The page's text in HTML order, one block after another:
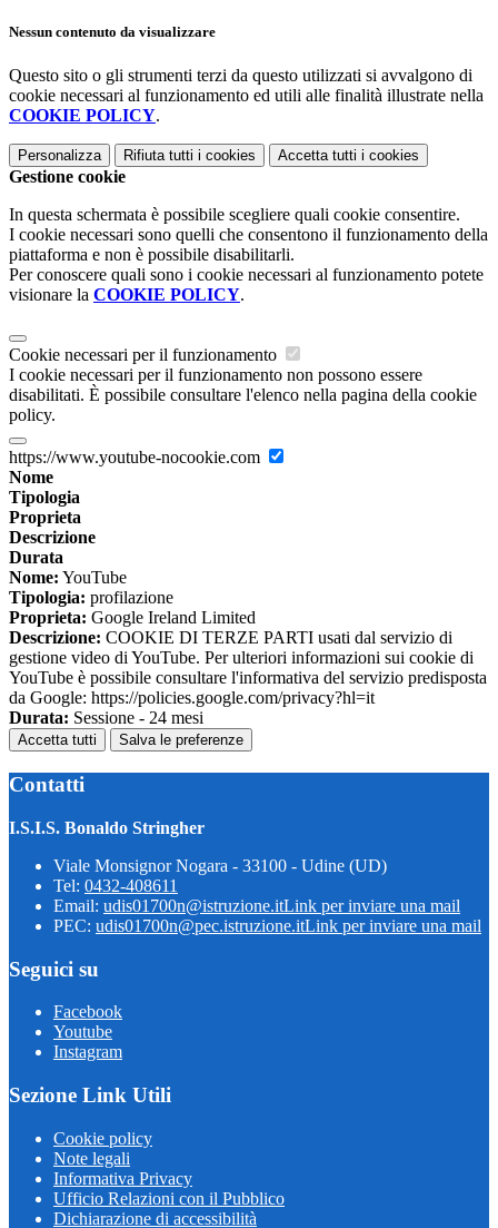
Nessun contenuto da visualizzare
Questo sito o gli strumenti terzi da questo utilizzati si avvalgono di
cookie necessari al funzionamento ed utili alle finalità illustrate nella
COOKIE POLICY.
Personalizza Rifiuta tutti i cookies Accetta tutti i cookies
Gestione cookie
In questa schermata è possibile scegliere quali cookie consentire.
I cookie necessari sono quelli che consentono il funzionamento della
piattaforma e non è possibile disabilitarli.
Per conoscere quali sono i cookie necessari al funzionamento potete
visionare la COOKIE POLICY.
Cookie necessari per il funzionamento
I cookie necessari per il funzionamento non possono essere
disabilitati. È possibile consultare l'elenco nella pagina della cookie
policy.
https://www.youtube-nocookie.com
Nome
Tipologia
Proprieta
Descrizione
Durata
Nome: YouTube
Tipologia: profilazione
Proprieta: Google Ireland Limited
Descrizione: COOKIE DI TERZE PARTI usati dal servizio di
gestione video di YouTube. Per ulteriori informazioni sui cookie di
YouTube è possibile consultare l'informativa del servizio predisposta
da Google: https://policies.google.com/privacy?hl=it
Durata: Sessione - 24 mesi
Accetta tutti Salva le preferenze
Contatti
I.S.I.S. Bonaldo Stringher
Viale Monsignor Nogara - 33100 - Udine (UD)
Tel: 0432-408611
Email: udis01700n@istruzione.itLink per inviare una mail
PEC: udis01700n@pec.istruzione.itLink per inviare una mail
Seguici su
Facebook
Youtube
Instagram
Sezione Link Utili
Cookie policy
Note legali
Informativa Privacy
Ufficio Relazioni con il Pubblico
Dichiarazione di accessibilità